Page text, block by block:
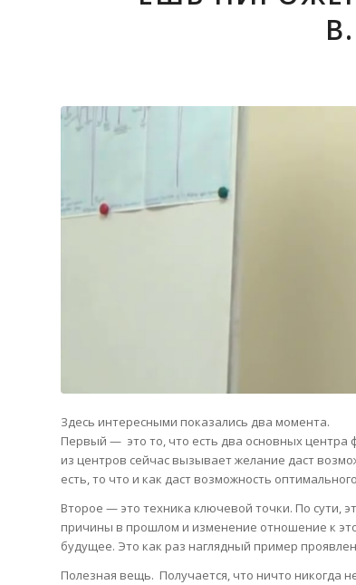
Здесь интересными показались два момента.
Первый — это то, что есть два основных центра
из центров сейчас вызывает желание даст
есть, то что и как даст возможность
Второе — это техника ключевой точки. По сути,
причины в прошлом и изменение отношение к
будущее. Это как раз наглядный пример
Полезная вещь. Получается, что ничто никогда